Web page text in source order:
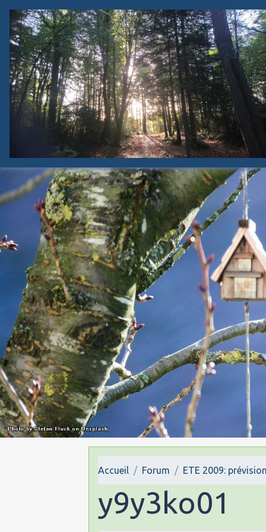
Accueil Forum ETE 2009:
y9y3ko01